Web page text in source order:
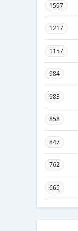
1597
1217
1157
984
983
858
847
762
665